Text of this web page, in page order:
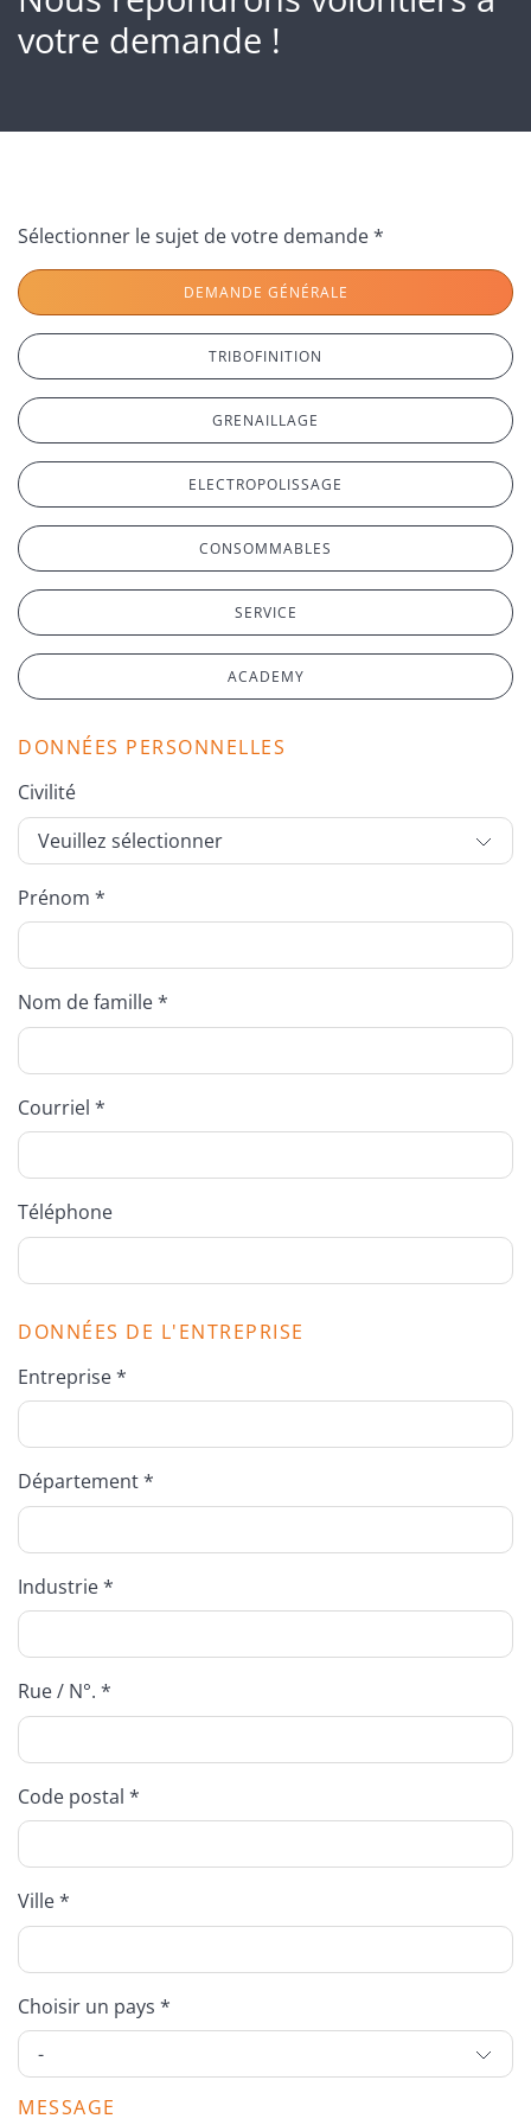
votre demande !
Sélectionner le sujet de votre demande *
DEMANDE GÉNÉRALE
TRIBOFINITION
GRENAILLAGE
ELECTROPOLISSAGE
CONSOMMABLES
SERVICE
ACADEMY
DONNÉES PERSONNELLES
Civilité
Prénom *
Nom de famille *
Courriel *
Téléphone
DONNÉES DE L'ENTREPRISE
Entreprise *
Département *
Industrie *
Rue / N°. *
Code postal *
Ville *
Choisir un pays *
MESSAGE